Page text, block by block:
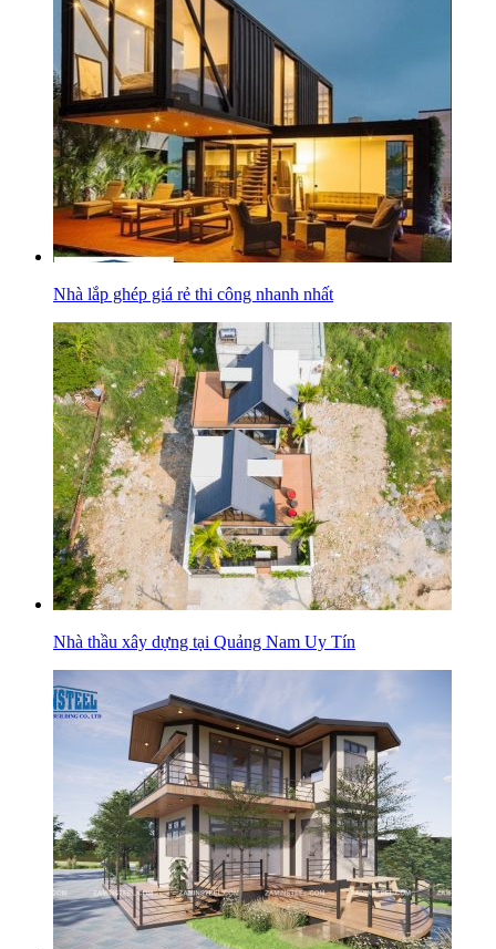
Nhà lắp ghép giá rẻ thi công nhanh nhất
Nhà thầu xây dựng tại Quảng Nam Uy Tín